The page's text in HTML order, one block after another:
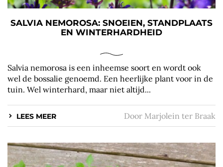
SALVIA NEMOROSA: SNOEIEN, STANDPLAATS
EN WINTERHARDHEID
Salvia nemorosa is een inheemse soort en wordt ook
wel de bossalie genoemd. Een heerlijke plant voor in de
tuin. Wel winterhard, maar niet altijd...
LEES MEER Door Marjolein ter Braak